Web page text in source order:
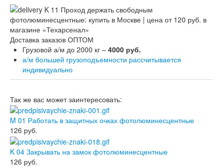
Доставка заказов ОПТОМ
Грузовой а/м до 2000 кг – 4000 руб.
а/м большей грузоподъемности рассчитывается
индивидуально
Так же вас может заинтересовать:
M 01 Работать в защитных очках фотолюминесцентные
126 руб.
K 04 Закрывать на замок фотолюминесцентные
126 руб.